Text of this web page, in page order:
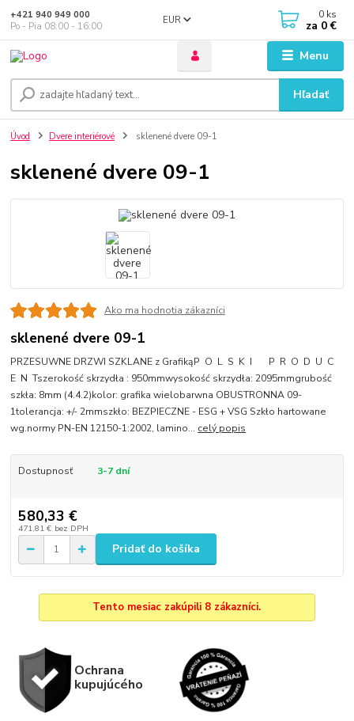
Menu
EUR
Hľadať
+421 940 949 000
Po - Pia 08:00 - 16:00
0 ks
za 0 €
Úvod Dvere interiérové sklenené dvere 09-1
sklenené dvere 09-1
Ako ma hodnotia zákazníci
sklenené dvere 09-1
PRZESUWNE DRZWI SZKLANE z GrafikąP O L S K I P R O D U C
E N Tszerokość skrzydła : 950mmwysokość skrzydła: 2095mmgrubość
szkła: 8mm (4.4.2)kolor: grafika wielobarwna OBUSTRONNA 09-
1tolerancja: +/- 2mmszkło: BEZPIECZNE - ESG + VSG Szkło hartowane
wg.normy PN-EN 12150-1:2002, lamino... celý popis
Dostupnosť 3-7 dní
580,33 €
471,81 € bez DPH
Pridať do košíka
Tento mesiac zakúpili 8 zákazníci.
Ochrana
kupujúcého